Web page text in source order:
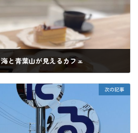
と青葉山が見えるカフェ
次の記事